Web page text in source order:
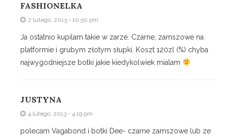
FASHIONELKA
2 lutego, 2013 - 10:50 pm
Ja ostatnio kupilam takie w zarze. Czarne, zamszowe na
platformie i grubym złotym słupki. Koszt 120zl (%) chyba
najwygodniejsze botki jakie kiedykolwiek mialam
JUSTYNA
4 lutego, 2013 - 4:19 pm
polecam Vagabond i botki Dee- czarne zamszowe lub ze